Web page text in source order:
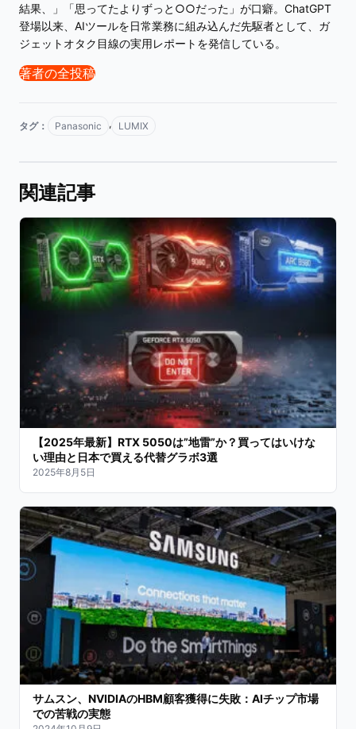
結果、」「思ってたよりずっと○○だった」が口癖。ChatGPT
登場以来、AIツールを日常業務に組み込んだ先駆者として、ガ
ジェットオタク目線の実用レポートを発信している。
著者の全投稿
タグ： Panasonic , LUMIX
関連記事
【2025年最新】RTX 5050は”地雷”か？買ってはいけな
い理由と日本で買える代替グラボ3選
2025年8月5日
サムスン、NVIDIAのHBM顧客獲得に失敗：AIチップ市場
での苦戦の実態